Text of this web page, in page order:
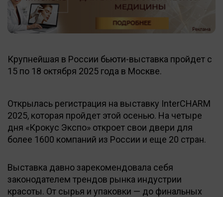
Крупнейшая в России бьюти-выставка пройдет с
15 по 18 октября 2025 года в Москве.
Открылась регистрация на выставку InterCHARM
2025, которая пройдет этой осенью. На четыре
дня «Крокус Экспо» откроет свои двери для
более 1600 компаний из России и еще 20 стран.
Выставка давно зарекомендовала себя
законодателем трендов рынка индустрии
красоты. От сырья и упаковки — до финальных